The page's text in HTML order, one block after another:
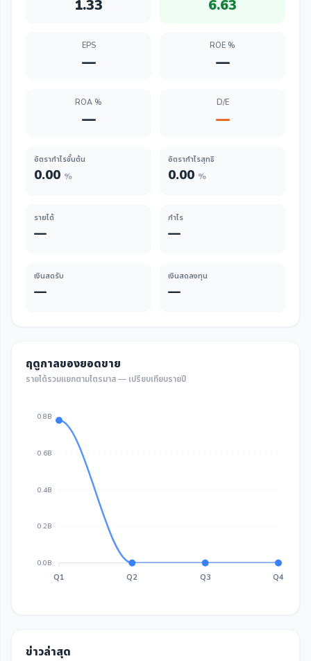
1.33 6.63
EPS
—
ROE %
—
ROA %
—
D/E
—
อัตรากำไรขั้นต้น
0.00 %
อัตรากำไรสุทธิ
0.00 %
รายได้
—
กำไร
—
เงินสดรับ
—
เงินสดลงทุน
—
ฤดูกาลของยอดขาย
รายได้รวมแยกตามไตรมาส — เปรียบเทียบรายปี
0.8B
0.6B
0.4B
0.2B
0.0B
Q1 Q2 Q3 Q4
ข่าวล่าสุด